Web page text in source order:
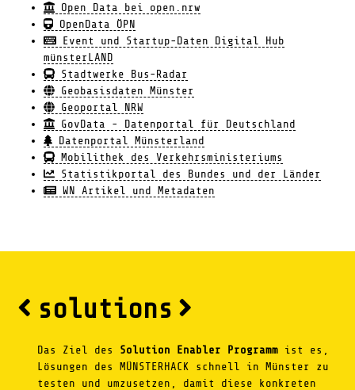
Open Data bei open.nrw
OpenData ÖPN
Event und Startup-Daten Digital Hub
münsterLAND
Stadtwerke Bus-Radar
Geobasisdaten Münster
Geoportal NRW
GovData - Datenportal für Deutschland
Datenportal Münsterland
Mobilithek des Verkehrsministeriums
Statistikportal des Bundes und der Länder
WN Artikel und Metadaten
solutions
Das Ziel des Solution Enabler Programm ist es,
Lösungen des MÜNSTERHACK schnell in Münster zu
testen und umzusetzen, damit diese konkreten